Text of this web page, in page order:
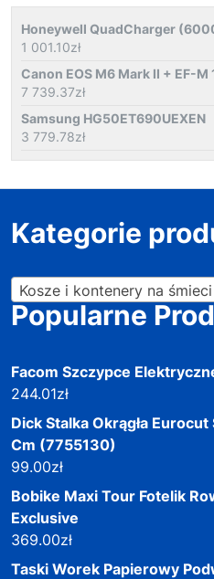
Honeywell QuadCharger
1 001.10zł
Canon EOS M6 Mark II + EF-M
7 739.37zł
Samsung HG50ET690UEXEN
3 779.78zł
Kategorie
Kosze i kontenery na
Popularne
Facom Szczypce
244.01zł
Dick Stalka Okrągła
Cm (7755130)
99.00zł
Bobike Maxi Tour Fotelik
Exclusive
369.00zł
Taski Worek Papierowy